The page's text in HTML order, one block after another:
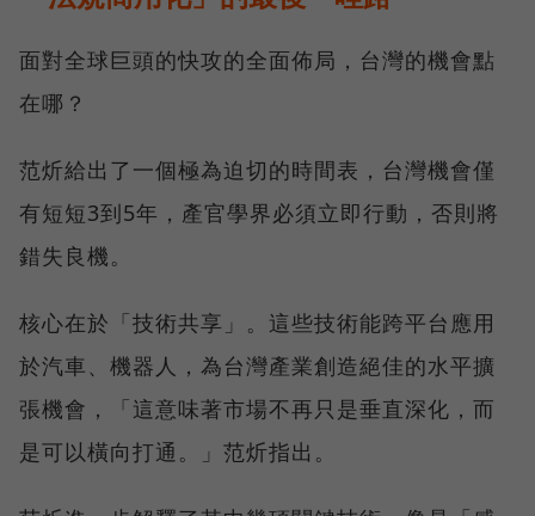
面對全球巨頭的快攻的全面佈局，台灣的機會點
在哪？
范炘給出了一個極為迫切的時間表，台灣機會僅
有短短3到5年，產官學界必須立即行動，否則將
錯失良機。
核心在於「技術共享」。這些技術能跨平台應用
於汽車、機器人，為台灣產業創造絕佳的水平擴
張機會，「這意味著市場不再只是垂直深化，而
是可以橫向打通。」范炘指出。